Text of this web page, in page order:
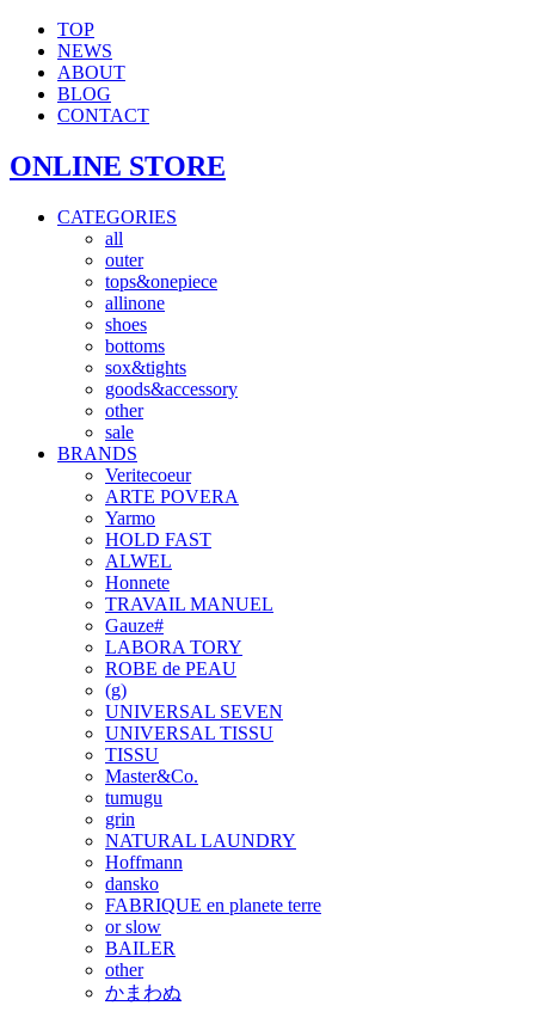
TOP
NEWS
ABOUT
BLOG
CONTACT
ONLINE STORE
CATEGORIES
all
outer
tops&onepiece
allinone
shoes
bottoms
sox&tights
goods&accessory
other
sale
BRANDS
Veritecoeur
ARTE POVERA
Yarmo
HOLD FAST
ALWEL
Honnete
TRAVAIL MANUEL
Gauze#
LABORA TORY
ROBE de PEAU
(g)
UNIVERSAL SEVEN
UNIVERSAL TISSU
TISSU
Master&Co.
tumugu
grin
NATURAL LAUNDRY
Hoffmann
dansko
FABRIQUE en planete terre
or slow
BAILER
other
かまわぬ